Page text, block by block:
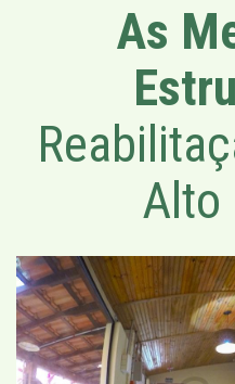
As
Alto